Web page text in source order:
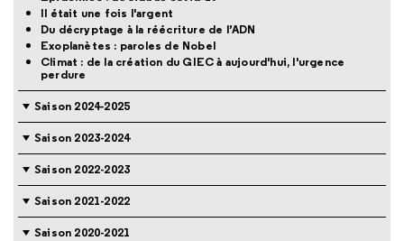
Il était une fois l'argent
Du décryptage à la réécriture de l’ADN
Exoplanètes : paroles de Nobel
Climat : de la création du GIEC à aujourd'hui, l'urgence
perdure
Saison 2024-2025
Saison 2023-2024
Saison 2022-2023
Saison 2021-2022
Saison 2020-2021